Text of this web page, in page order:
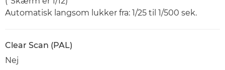
Automatisk langsom lukker fra: 1/25 til 1/500 sek.
Clear Scan (PAL)
Nej